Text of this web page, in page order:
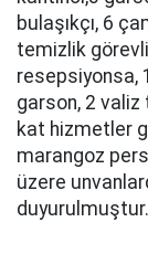
bulaşıkçı, 6
temizlik
resepsiyonsa,
garson, 2 valiz
kat hizmetler
marangoz
üzere
duyurulmuştur.